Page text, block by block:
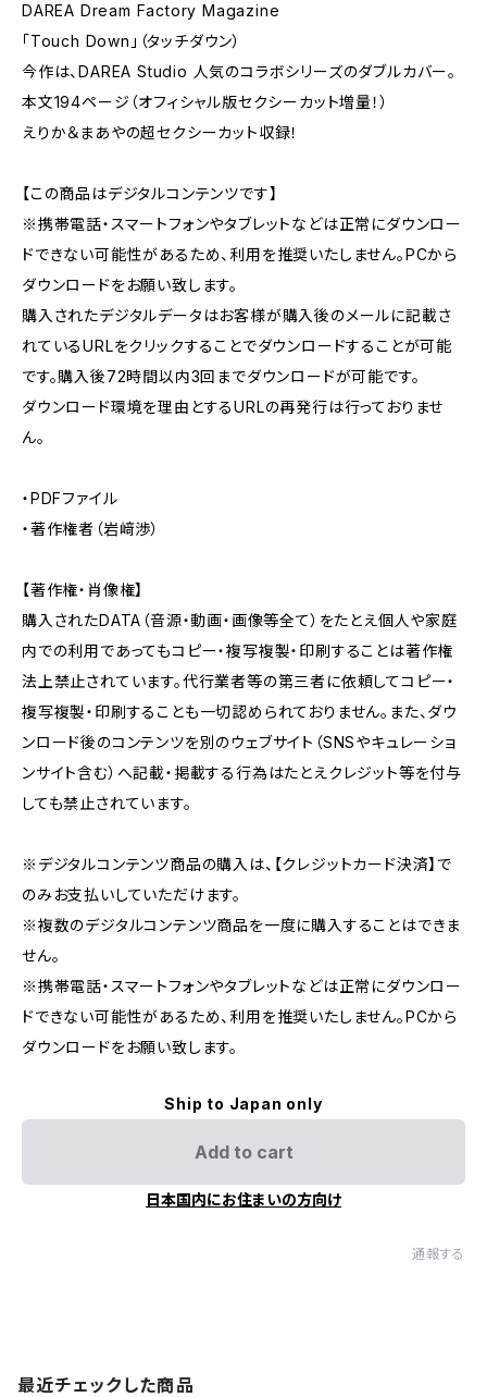
DAREA Dream Factory Magazine
「Touch Down」（タッチダウン）
今作は、DAREA Studio 人気のコラボシリーズのダブルカバー。
本文194ページ（オフィシャル版セクシーカット増量！）
えりか＆まあやの超セクシーカット収録！
【この商品はデジタルコンテンツです】
※携帯電話・スマートフォンやタブレットなどは正常にダウンロー
ドできない可能性があるため、利用を推奨いたしません。PCから
ダウンロードをお願い致します。
購入されたデジタルデータはお客様が購入後のメールに記載さ
れているURLをクリックすることでダウンロードすることが可能
です。購入後72時間以内3回までダウンロードが可能です。
ダウンロード環境を理由とするURLの再発行は行っておりませ
ん。
・PDFファイル
・著作権者（岩﨑渉）
【著作権・肖像権】
購入されたDATA（音源・動画・画像等全て）をたとえ個人や家庭
内での利用であってもコピー・複写複製・印刷することは著作権
法上禁止されています。代行業者等の第三者に依頼してコピー・
複写複製・印刷することも一切認められておりません。また、ダウ
ンロード後のコンテンツを別のウェブサイト（SNSやキュレーショ
ンサイト含む）へ記載・掲載する行為はたとえクレジット等を付与
しても禁止されています。
※デジタルコンテンツ商品の購入は、【クレジットカード決済】で
のみお支払いしていただけます。
※複数のデジタルコンテンツ商品を一度に購入することはできま
せん。
※携帯電話・スマートフォンやタブレットなどは正常にダウンロー
ドできない可能性があるため、利用を推奨いたしません。PCから
ダウンロードをお願い致します。
Ship to Japan only
Add to cart
日本国内にお住まいの方向け
通報する
最近チェックした商品